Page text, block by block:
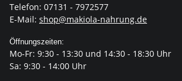
Telefon: 07131 - 7972577
E-Mail: shop@makiola-nahrung.de
Öffnungszeiten:
Mo-Fr: 9:30 - 13:30 und 14:30 - 18:30 Uhr
Sa: 9:30 - 14:00 Uhr